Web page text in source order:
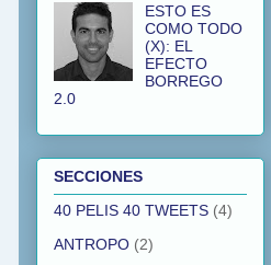
ESTO ES
COMO TODO
(X): EL
EFECTO
BORREGO
2.0
SECCIONES
40 PELIS 40 TWEETS (4)
ANTROPO (2)